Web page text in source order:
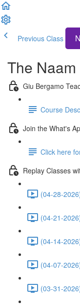
Previous Class
The
Giu Bergamo
Course
Join the What's
Click here
Replay Classes
(04-28-
(04-21-
(04-14-
(04-07-
(03-31-